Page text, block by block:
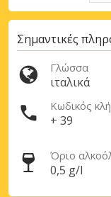
Μεγάλες
Αποκτήστε
Σημαντικές
Γλώσσα
ιταλικά
Κωδικός
+ 39
Όριο
0,5 g/l